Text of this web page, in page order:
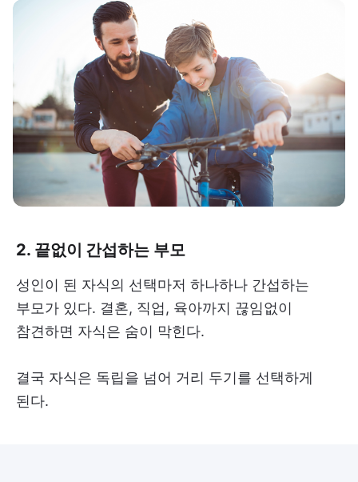
2. 끝없이 간섭하는 부모
성인이 된 자식의 선택마저 하나하나 간섭하는
부모가 있다. 결혼, 직업, 육아까지 끊임없이
참견하면 자식은 숨이 막힌다.
결국 자식은 독립을 넘어 거리 두기를 선택하게
된다.